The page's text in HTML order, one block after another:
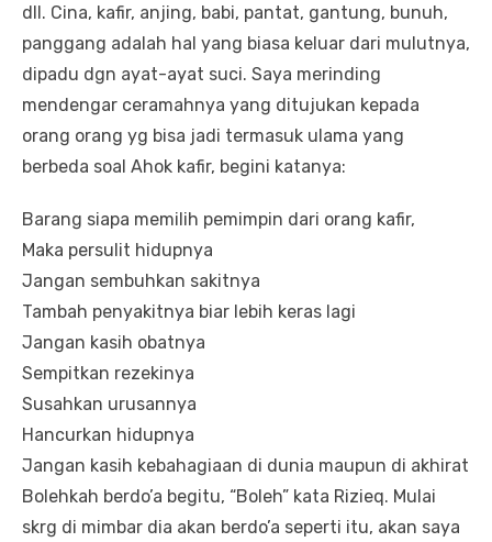
dll. Cina, kafir, anjing, babi, pantat, gantung, bunuh,
panggang adalah hal yang biasa keluar dari mulutnya,
dipadu dgn ayat-ayat suci. Saya merinding
mendengar ceramahnya yang ditujukan kepada
orang orang yg bisa jadi termasuk ulama yang
berbeda soal Ahok kafir, begini katanya:
Barang siapa memilih pemimpin dari orang kafir,
Maka persulit hidupnya
Jangan sembuhkan sakitnya
Tambah penyakitnya biar lebih keras lagi
Jangan kasih obatnya
Sempitkan rezekinya
Susahkan urusannya
Hancurkan hidupnya
Jangan kasih kebahagiaan di dunia maupun di akhirat
Bolehkah berdo’a begitu, “Boleh” kata Rizieq. Mulai
skrg di mimbar dia akan berdo’a seperti itu, akan saya